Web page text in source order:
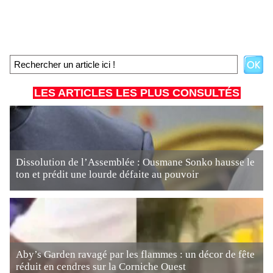
LES ARTICLES LES PLUS CONSULTÉS
Dissolution de l’Assemblée : Ousmane Sonko hausse le
ton et prédit une lourde défaite au pouvoir
Aby’s Garden ravagé par les flammes : un décor de fête
réduit en cendres sur la Corniche Ouest